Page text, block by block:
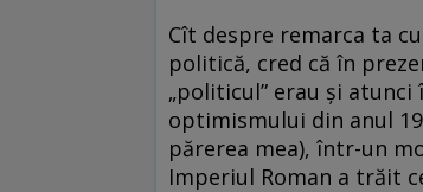
Cît despre remarca ta
politică, cred că în
„politicul” erau și atunci
optimismului din anul
părerea mea), într-un
Imperiul Roman a trăit